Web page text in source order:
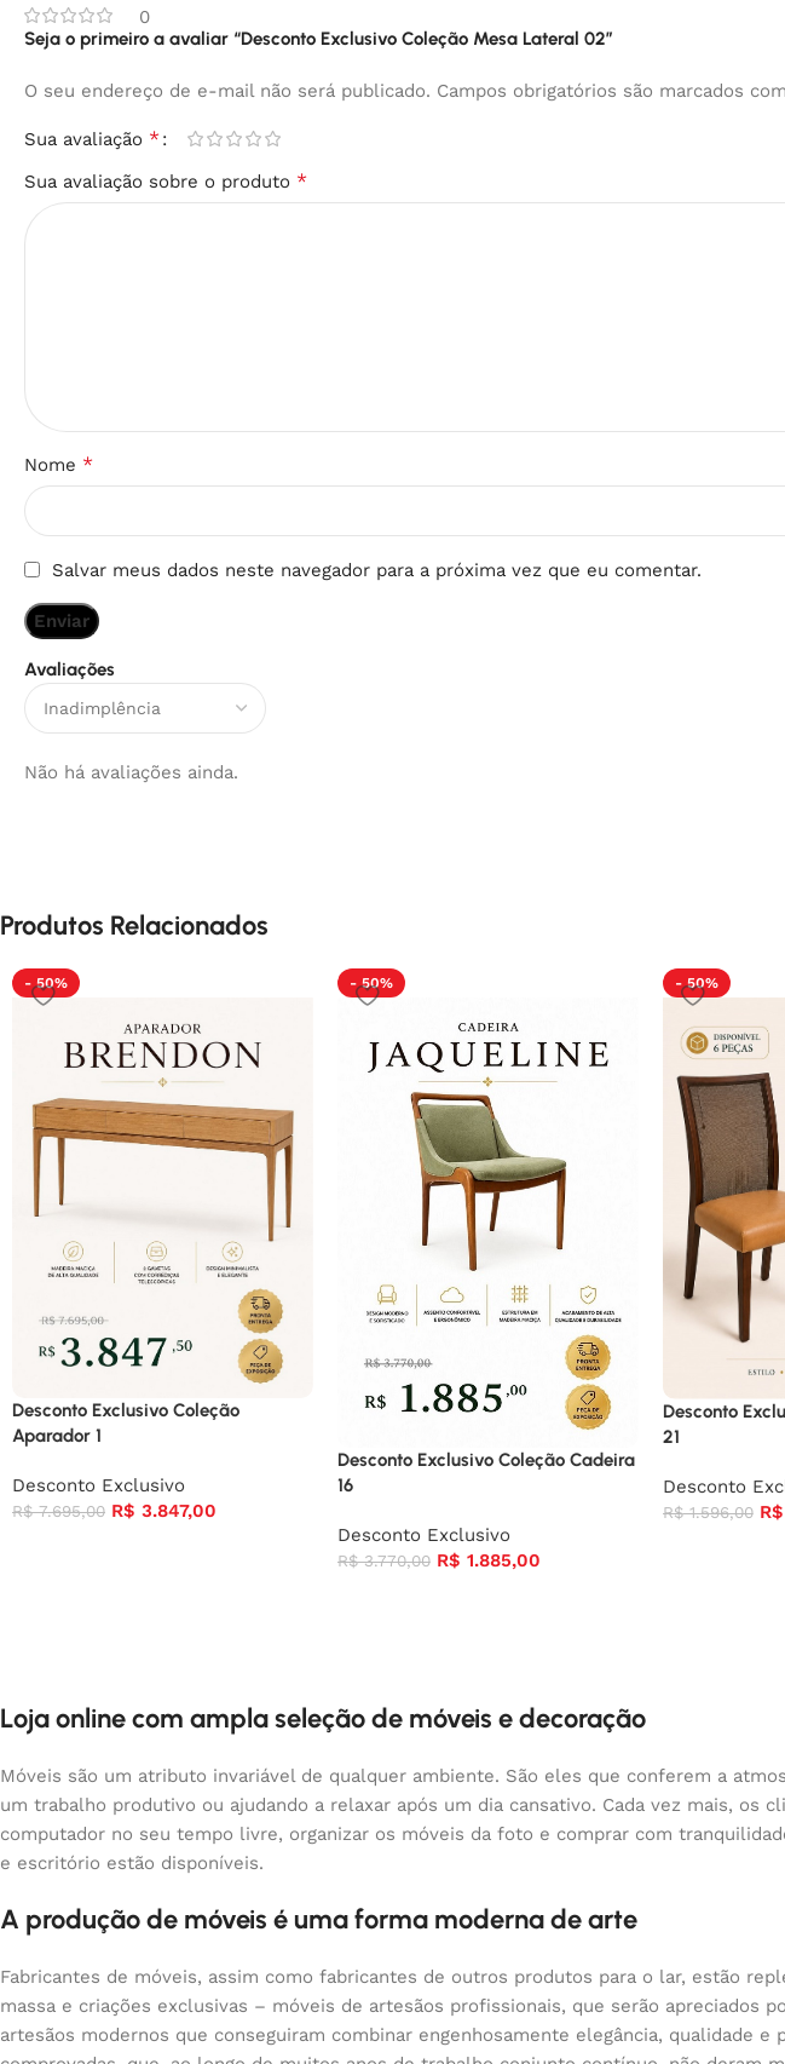
0
Avaliações
Não há avaliações ainda.
Seja o primeiro a avaliar “Desconto Exclusivo Coleção Mesa Lateral 02”
O seu endereço de e-mail não será publicado. Campos obrigatórios são marcados com
Sua avaliação *
Sua avaliação sobre o produto *
Nome *
Salvar meus dados neste navegador para a próxima vez que eu comentar.
Produtos Relacionados
- 50%
Desconto Exclusivo Coleção
Aparador 1
Desconto Exclusivo
R$7.695,00 R$ 3.847,00
- 50%
Desconto Exclusivo Coleção Cadeira
16
Desconto Exclusivo
R$3.770,00 R$ 1.885,00
- 50%
Desconto
21
Desconto
R$1.596,00 R$
Loja online com ampla seleção de móveis e decoração
Móveis são um atributo invariável de qualquer ambiente. São eles que conferem a
um trabalho produtivo ou ajudando a relaxar após um dia cansativo. Cada vez mais,
computador no seu tempo livre, organizar os móveis da foto e comprar com
e escritório estão disponíveis.
A produção de móveis é uma forma moderna de arte
Fabricantes de móveis, assim como fabricantes de outros produtos para o lar, estão
massa e criações exclusivas – móveis de artesãos profissionais, que serão apreciados
artesãos modernos que conseguiram combinar engenhosamente elegância, qualidade